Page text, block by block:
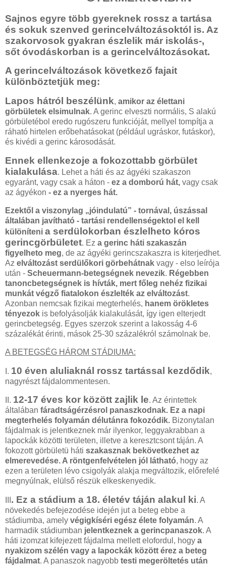
Sajnos egyre több gyereknek rossz a tartása
és sokuk szenved gerincelváltozásoktól is. Az
szakorvosok gyakran észlelik már iskolás-,
sőt óvodáskorban is a gerincelváltozásokat.
A gerincelváltozások következő fajait
különböztetjük meg:
Lapos hátról beszélünk, amikor az élettani
görbületek elsimulnak. A gerinc elveszti normális, S alakú
görbületébol eredo rugószeru funkcióját, mellyel tompítja a
ráható hirtelen erőbehatásokat (például ugráskor, futáskor),
és kivédi a gerinc károsodását.
Ennek ellenkezoje a fokozottabb görbület
kialakulása. Lehet a háti és az ágyéki szakaszon
egyaránt, vagy csak a háton - ez a domború hát, vagy csak
az ágyékon - ez a nyerges hát.
Ezektől a viszonylag „jóindulatú” - tornával, úszással
általában javítható - tartási rendellenségektol el kell
különíteni a serdülokorban észlelheto kóros
gerincgörbületet. Ez a gerinc háti szakaszán
figyelheto meg, de az ágyéki gerincszakaszra is kiterjedhet.
Az elváltozást serdülőkori görbehátnak vagy - elso leírója
után - Scheuermann-betegségnek nevezik. Régebben
tanoncbetegségnek is hívták, mert főleg nehéz fizikai
munkát végző fiatalokon észlelték az elváltozást.
Azonban nemcsak fizikai megterhelés, hanem örökletes
tényezok is befolyásolják kialakulását, így igen elterjedt
gerincbetegség. Egyes szerzok szerint a lakosság 4-6
százalékát érinti, mások 25-30 százalékról számolnak be.
A BETEGSÉG HÁROM STÁDIUMA:
I. 10 éven aluliaknál rossz tartással kezdődik,
nagyrészt fájdalommentesen.
II. 12-17 éves kor között zajlik le. Az érintettek
általában fáradtságérzésrol panaszkodnak. Ez a napi
megterhelés folyamán délutánra fokozódik. Bizonytalan
fájdalmak is jelentkeznek már ilyenkor, leggyakrabban a
lapockák közötti területen, illetve a keresztcsont táján. A
fokozott görbületü háti szakasznak bekövetkezhet az
elmerevedése. A röntgenfelvételen jól látható, hogy az
ezen a területen lévo csigolyák alakja megváltozik, előrefelé
megnyúlnak, elülső részük elkeskenyedik.
. Ez a stádium a 18. életév táján alakul ki. A
növekedés befejezodése idején jut a beteg ebbe a
stádiumba, amely végigkíséri egész élete folyamán. A
harmadik stádiumban jelentkeznek a gerincpanaszok. A
háti izomzat kifejezett fájdalma mellett elofordul, hogy a
nyakizom szélén vagy a lapockák között érez a beteg
fájdalmat. A panaszok nagyobb testi megeröltetés után